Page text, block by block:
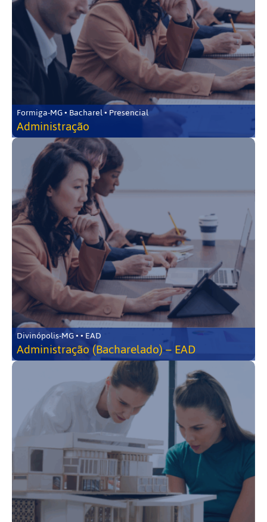
Formiga-MG • Bacharel • Presencial
Administração
Divinópolis-MG • • EAD
Administração (Bacharelado) – EAD